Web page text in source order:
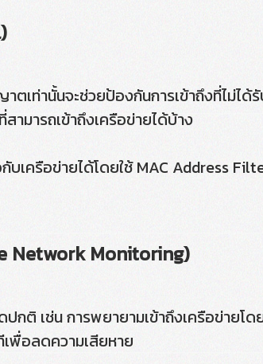
เท่านั้นจะช่วยป้องกันการเข้าถึงที่ไม่ไ
ามารถเข้าถึงเครือข่ายได้บ้าง
เครือข่ายได้โดยใช้ MAC Address
Network Monitoring)
ติ เช่น การพยายามเข้าถึงเครือข่ายโ
พื่อลดความเสียหาย